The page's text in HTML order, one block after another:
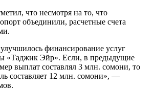
что несмотря на то, что
объединили, расчетные счета
финансирование услуг
«Таджик Эйр». Если, в предыдущие
выплат составлял 3 млн. сомони, то
составляет 12 млн. сомони», —